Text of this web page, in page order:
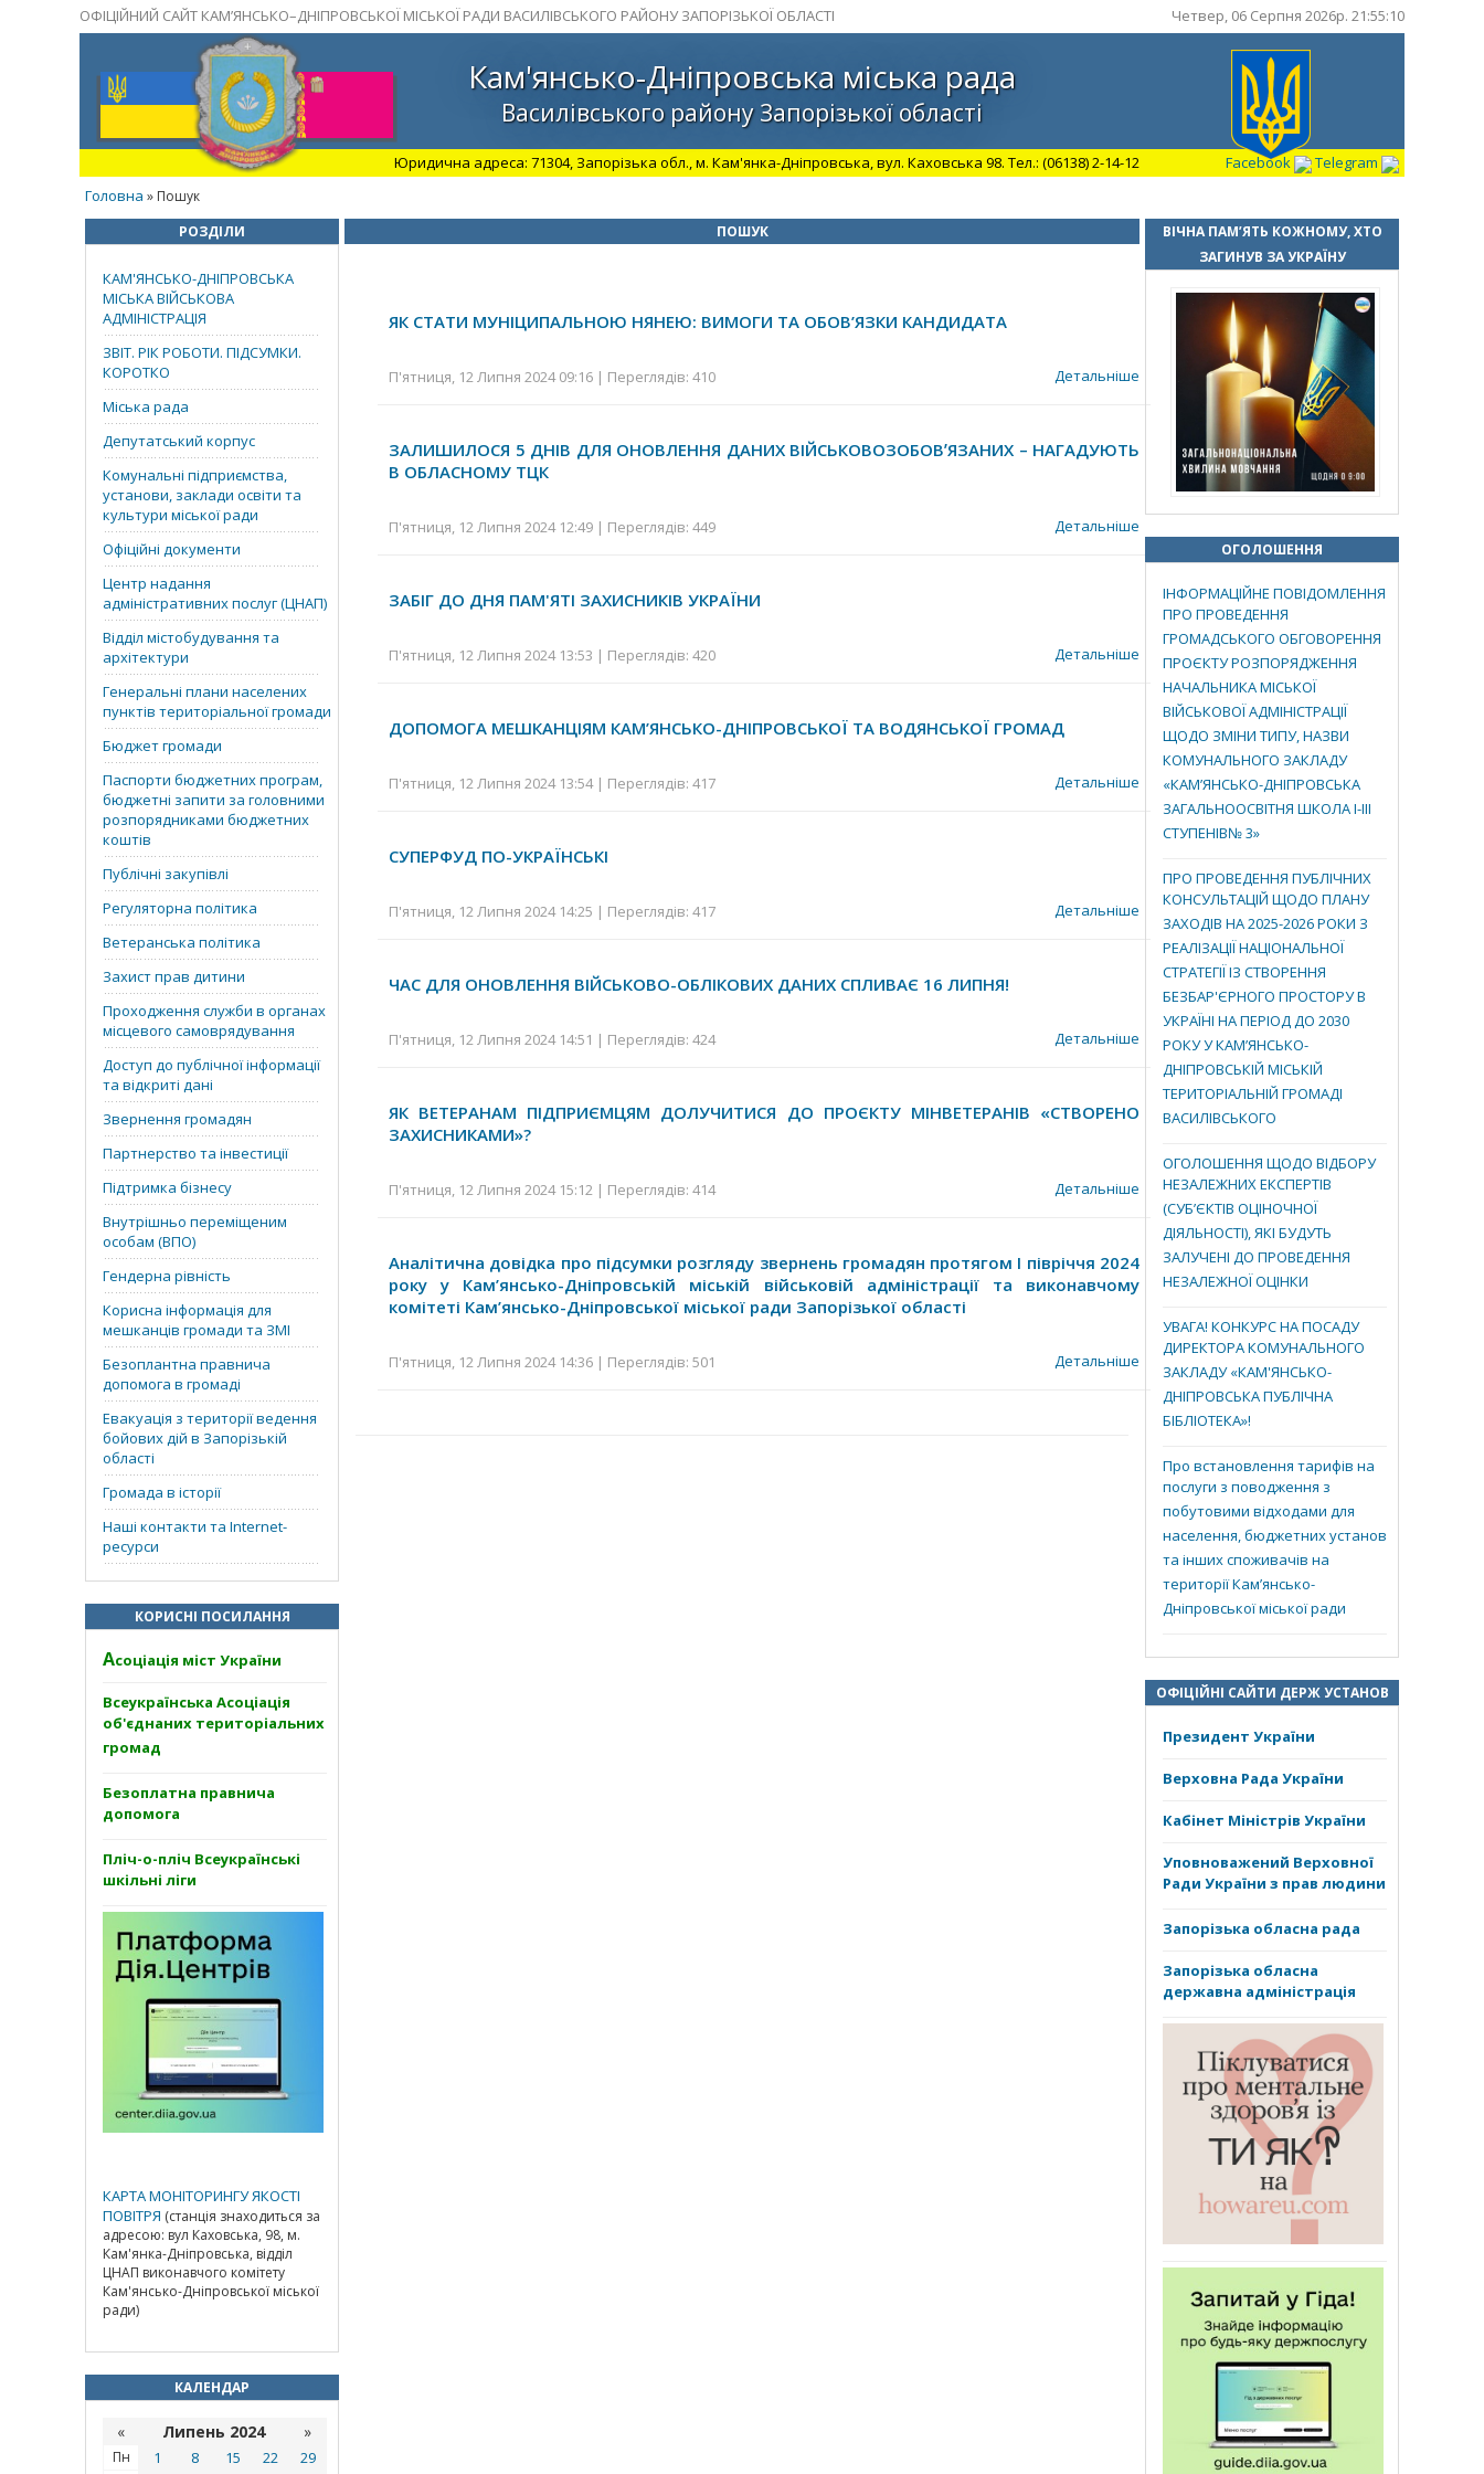
ОФІЦІЙНИЙ САЙТ КАМ’ЯНСЬКО–ДНІПРОВСЬКОЇ МІСЬКОЇ РАДИ ВАСИЛІВСЬКОГО РАЙОНУ ЗАПОРІЗЬКОЇ ОБЛАСТІ Четвер, 06 Серпня 2026р. 21:55:11
Кам'янсько-Дніпровська міська рада
Василівського району Запорізької області
Юридична адреса: 71304, Запорізька обл., м. Кам'янка-Дніпровська, вул. Каховська 98. Тел.: (06138) 2-14-12 Facebook
Telegram
Головна » Пошук
РОЗДІЛИ
КАМ'ЯНСЬКО-ДНІПРОВСЬКА
МІСЬКА ВІЙСЬКОВА
АДМІНІСТРАЦІЯ
ЗВІТ. РІК РОБОТИ. ПІДСУМКИ.
КОРОТКО
Міська рада
Депутатський корпус
Комунальні підприємства,
установи, заклади освіти та
культури міської ради
Офіційні документи
Центр надання
адміністративних послуг (ЦНАП)
Відділ містобудування та
архітектури
Генеральні плани населених
пунктів територіальної громади
Бюджет громади
Паспорти бюджетних програм,
бюджетні запити за головними
розпорядниками бюджетних
коштів
Публічні закупівлі
Регуляторна політика
Ветеранська політика
Захист прав дитини
Проходження служби в органах
місцевого самоврядування
Доступ до публічної інформації
та відкриті дані
Звернення громадян
Партнерство та інвестиції
Підтримка бізнесу
Внутрішньо переміщеним
особам (ВПО)
Гендерна рівність
Корисна інформація для
мешканців громади та ЗМІ
Безоплантна правнича
допомога в громаді
Евакуація з території ведення
бойових дій в Запорізькій
області
Громада в історії
Наші контакти та Internet-
ресурси
КОРИСНІ ПОСИЛАННЯ
Асоціація міст України
Всеукраїнська Асоціація
об'єднаних територіальних
громад
Безоплатна правнича
допомога
Пліч-о-пліч Всеукраїнські
шкільні ліги
КАРТА МОНІТОРИНГУ ЯКОСТІ
ПОВІТРЯ (станція знаходиться за
адресою: вул Каховська, 98, м.
Кам'янка-Дніпровська, відділ
ЦНАП виконавчого комітету
Кам'янсько-Дніпровської міської
ради)
КАЛЕНДАР
« Липень 2024 »
Пн 1 8 15 22 29
ПОШУК
ЯК СТАТИ МУНІЦИПАЛЬНОЮ НЯНЕЮ: ВИМОГИ ТА ОБОВ’ЯЗКИ КАНДИДАТА
П'ятниця, 12 Липня 2024 09:16 | Переглядів: 410 Детальніше
ЗАЛИШИЛОСЯ 5 ДНІВ ДЛЯ ОНОВЛЕННЯ ДАНИХ ВІЙСЬКОВОЗОБОВʼЯЗАНИХ – НАГАДУЮТЬ
В ОБЛАСНОМУ ТЦК
П'ятниця, 12 Липня 2024 12:49 | Переглядів: 449 Детальніше
ЗАБІГ ДО ДНЯ ПАМ'ЯТІ ЗАХИСНИКІВ УКРАЇНИ
П'ятниця, 12 Липня 2024 13:53 | Переглядів: 420 Детальніше
ДОПОМОГА МЕШКАНЦІЯМ КАМ’ЯНСЬКО-ДНІПРОВСЬКОЇ ТА ВОДЯНСЬКОЇ ГРОМАД
П'ятниця, 12 Липня 2024 13:54 | Переглядів: 417 Детальніше
СУПЕРФУД ПО-УКРАЇНСЬКІ
П'ятниця, 12 Липня 2024 14:25 | Переглядів: 417 Детальніше
ЧАС ДЛЯ ОНОВЛЕННЯ ВІЙСЬКОВО-ОБЛІКОВИХ ДАНИХ СПЛИВАЄ 16 ЛИПНЯ!
П'ятниця, 12 Липня 2024 14:51 | Переглядів: 424 Детальніше
ЯК ВЕТЕРАНАМ ПІДПРИЄМЦЯМ ДОЛУЧИТИСЯ ДО ПРОЄКТУ МІНВЕТЕРАНІВ «СТВОРЕНО
ЗАХИСНИКАМИ»?
П'ятниця, 12 Липня 2024 15:12 | Переглядів: 414 Детальніше
Аналітична довідка про підсумки розгляду звернень громадян протягом І півріччя 2024
року у Кам’янсько-Дніпровській міській військовій адміністрації та виконавчому
комітеті Кам’янсько-Дніпровської міської ради Запорізької області
П'ятниця, 12 Липня 2024 14:36 | Переглядів: 501 Детальніше
ВІЧНА ПАМ’ЯТЬ КОЖНОМУ, ХТО
ЗАГИНУВ ЗА УКРАЇНУ
ОГОЛОШЕННЯ
ІНФОРМАЦІЙНЕ ПОВІДОМЛЕННЯ
ПРО ПРОВЕДЕННЯ
ГРОМАДСЬКОГО ОБГОВОРЕННЯ
ПРОЄКТУ РОЗПОРЯДЖЕННЯ
НАЧАЛЬНИКА МІСЬКОЇ
ВІЙСЬКОВОЇ АДМІНІСТРАЦІЇ
ЩОДО ЗМІНИ ТИПУ, НАЗВИ
КОМУНАЛЬНОГО ЗАКЛАДУ
«КАМ’ЯНСЬКО-ДНІПРОВСЬКА
ЗАГАЛЬНООСВІТНЯ ШКОЛА І-ІІІ
СТУПЕНІВ№ 3»
ПРО ПРОВЕДЕННЯ ПУБЛІЧНИХ
КОНСУЛЬТАЦІЙ ЩОДО ПЛАНУ
ЗАХОДІВ НА 2025-2026 РОКИ З
РЕАЛІЗАЦІЇ НАЦІОНАЛЬНОЇ
СТРАТЕГІЇ ІЗ СТВОРЕННЯ
БЕЗБАР'ЄРНОГО ПРОСТОРУ В
УКРАЇНІ НА ПЕРІОД ДО 2030
РОКУ У КАМ’ЯНСЬКО-
ДНІПРОВСЬКІЙ МІСЬКІЙ
ТЕРИТОРІАЛЬНІЙ ГРОМАДІ
ВАСИЛІВСЬКОГО
ОГОЛОШЕННЯ ЩОДО ВІДБОРУ
НЕЗАЛЕЖНИХ ЕКСПЕРТІВ
(СУБ’ЄКТІВ ОЦІНОЧНОЇ
ДІЯЛЬНОСТІ), ЯКІ БУДУТЬ
ЗАЛУЧЕНІ ДО ПРОВЕДЕННЯ
НЕЗАЛЕЖНОЇ ОЦІНКИ
УВАГА! КОНКУРС НА ПОСАДУ
ДИРЕКТОРА КОМУНАЛЬНОГО
ЗАКЛАДУ «КАМ'ЯНСЬКО-
ДНІПРОВСЬКА ПУБЛІЧНА
БІБЛІОТЕКА»!
Про встановлення тарифів на
послуги з поводження з
побутовими відходами для
населення, бюджетних установ
та інших споживачів на
території Кам’янсько-
Дніпровської міської ради
ОФІЦІЙНІ САЙТИ ДЕРЖ УСТАНОВ
Президент України
Верховна Рада України
Кабінет Міністрів України
Уповноважений Верховної
Ради України з прав людини
Запорізька обласна рада
Запорізька обласна
державна адміністрація